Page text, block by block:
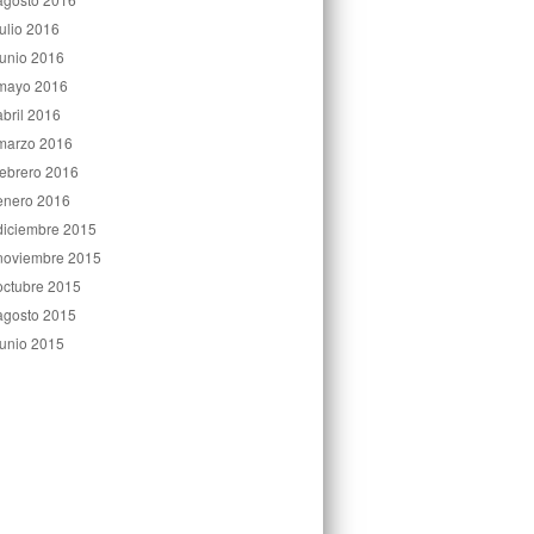
2016
2016
2016
2016
2016
2016
2016
2015
2015
2015
2015
2015